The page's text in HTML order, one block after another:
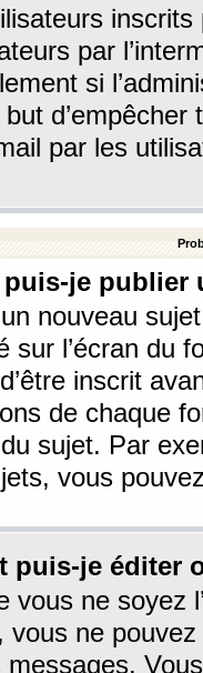
par
si
par les
puis-je
nouveau
sur l’écran du
inscrit
de chaque
sujet. Par
vous
puis-je éditer
vous ne soyez
vous ne
messages.